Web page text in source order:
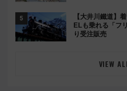
【大井川鐵道】
ELも乗れる「フ
り受注販売
VIEW